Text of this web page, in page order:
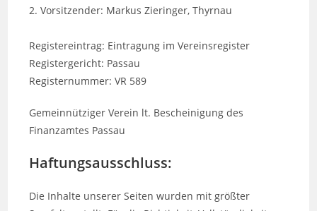
2. Vorsitzender: Markus Zieringer, Thyrnau
Registereintrag: Eintragung im Vereinsregister
Registergericht: Passau
Registernummer: VR 589
Gemeinnütziger Verein lt. Bescheinigung des
Finanzamtes Passau
Haftungsausschluss:
Die Inhalte unserer Seiten wurden mit größter